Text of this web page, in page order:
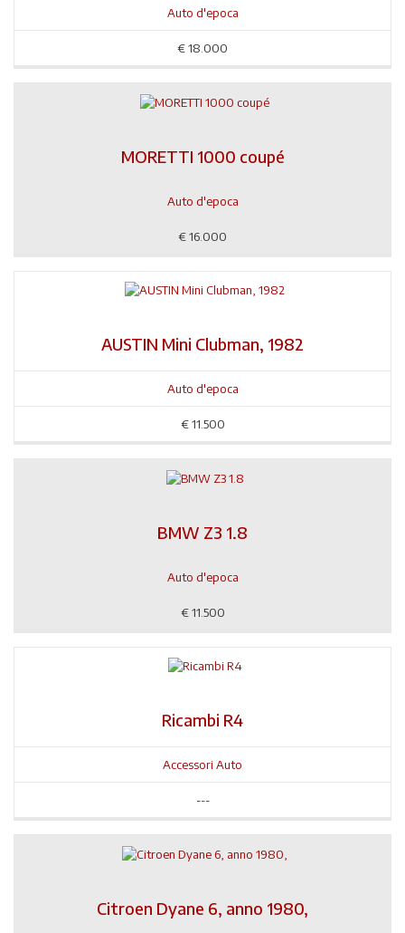
Auto d'epoca
€18.000
MORETTI 1000 coupé
Auto d'epoca
€16.000
AUSTIN Mini Clubman, 1982
Auto d'epoca
€ 11.500
BMW Z3 1.8
Auto d'epoca
€ 11.500
Ricambi R4
Accessori Auto
---
Citroen Dyane 6, anno 1980,